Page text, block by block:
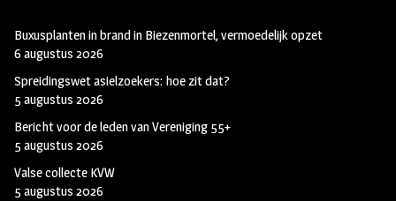
Buxusplanten in brand in Biezenmortel, vermoedelijk opzet
6 augustus 2026
Spreidingswet asielzoekers: hoe zit dat?
5 augustus 2026
Bericht voor de leden van Vereniging 55+
5 augustus 2026
Valse collecte KVW
5 augustus 2026